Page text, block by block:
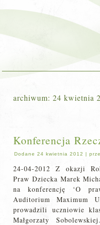
archiwum:24 kwietnia
Konferencja
Dodane 24 kwietnia 2012 |
24-04-2012 Z okazji
Praw Dziecka Marek
na konferencję ‘O
Auditorium Maximum
prowadzili uczniowie
Małgorzaty